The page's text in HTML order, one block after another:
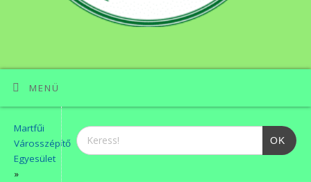
MENÜ
Martfűi
Városszépítő
Egyesület
»
OK